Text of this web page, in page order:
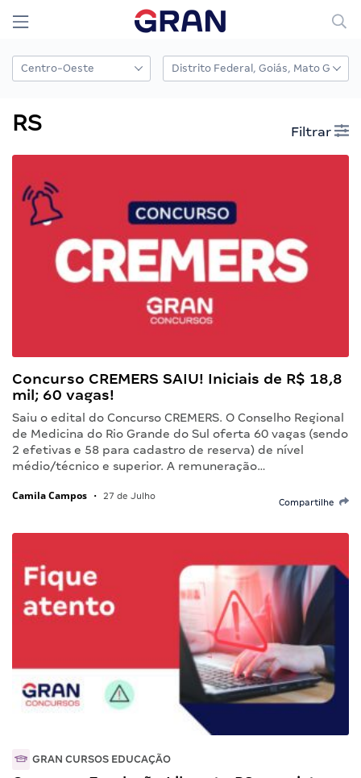
RS Filtrar
Concurso CREMERS SAIU! Iniciais de R$ 18,8
mil; 60 vagas!
Saiu o edital do Concurso CREMERS. O Conselho Regional
de Medicina do Rio Grande do Sul oferta 60 vagas (sendo
2 efetivas e 58 para cadastro de reserva) de nível
médio/técnico e superior. A remuneração…
Camila Campos • 27 de Julho
Compartilhe
GRAN CURSOS EDUCAÇÃO